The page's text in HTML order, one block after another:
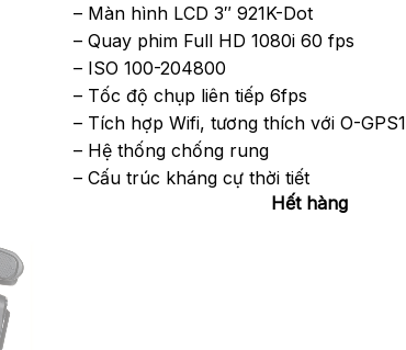
– Màn hình LCD 3″ 921K-Dot
– Quay phim Full HD 1080i 60 fps
– ISO 100-204800
– Tốc độ chụp liên tiếp 6fps
– Tích hợp Wifi, tương thích với O-GPS1
– Hệ thống chống rung
– Cấu trúc kháng cự thời tiết
Hết hàng